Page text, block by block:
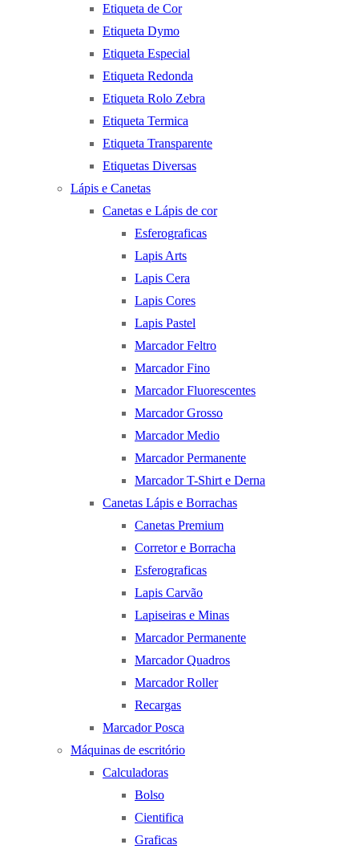
Etiqueta de Cor
Etiqueta Dymo
Etiqueta Especial
Etiqueta Redonda
Etiqueta Rolo Zebra
Etiqueta Termica
Etiqueta Transparente
Etiquetas Diversas
Lápis e Canetas
Canetas e Lápis de cor
Esferograficas
Lapis Arts
Lapis Cera
Lapis Cores
Lapis Pastel
Marcador Feltro
Marcador Fino
Marcador Fluorescentes
Marcador Grosso
Marcador Medio
Marcador Permanente
Marcador T-Shirt e Derna
Canetas Lápis e Borrachas
Canetas Premium
Corretor e Borracha
Esferograficas
Lapis Carvão
Lapiseiras e Minas
Marcador Permanente
Marcador Quadros
Marcador Roller
Recargas
Marcador Posca
Máquinas de escritório
Calculadoras
Bolso
Cientifica
Graficas